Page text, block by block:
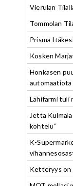
Vierulan
Tommolan
Prisma
Kosken
Honkasen
automaatiota
Lähifarmi tuli
Jetta
kohtelu”
K-
Ketteryys on